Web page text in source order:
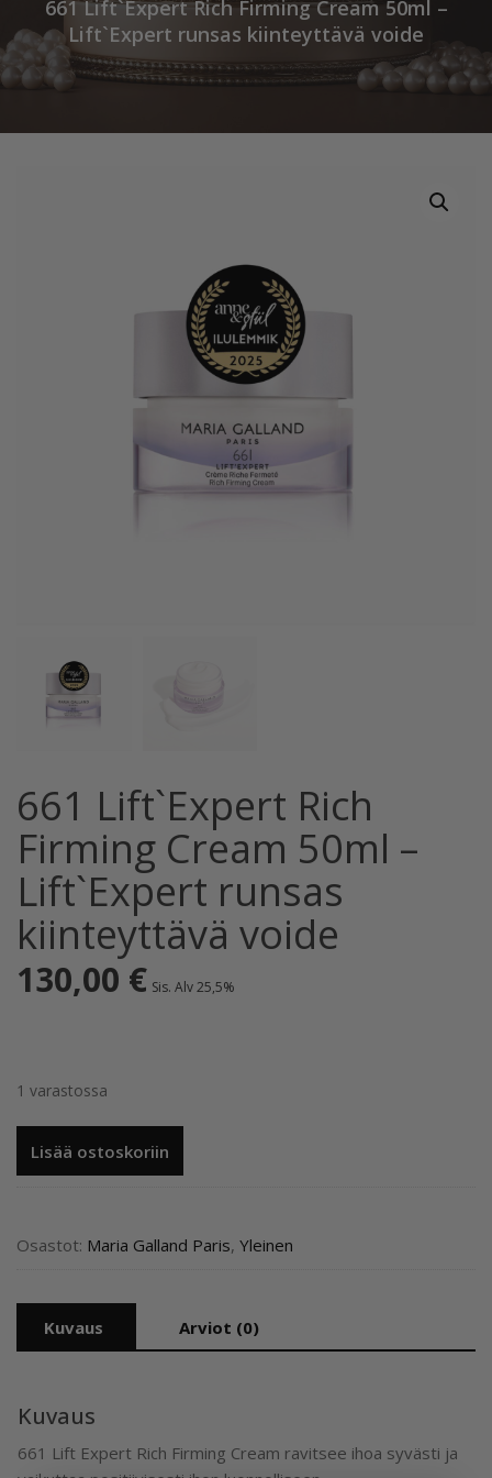
661 Lift`Expert Rich Firming Cream 50ml –
Lift`Expert runsas kiinteyttävä voide
661 Lift`Expert Rich
Firming Cream 50ml –
Lift`Expert runsas
kiinteyttävä voide
130,00 € Sis. Alv 25,5%
1 varastossa
Lift`Expert
Cream
Lift`Expert
runsas
määrä
Lisää ostoskoriin
Osastot: Maria Galland Paris, Yleinen
Kuvaus Arviot (0)
Kuvaus
661 Lift Expert Rich Firming Cream ravitsee ihoa syvästi ja